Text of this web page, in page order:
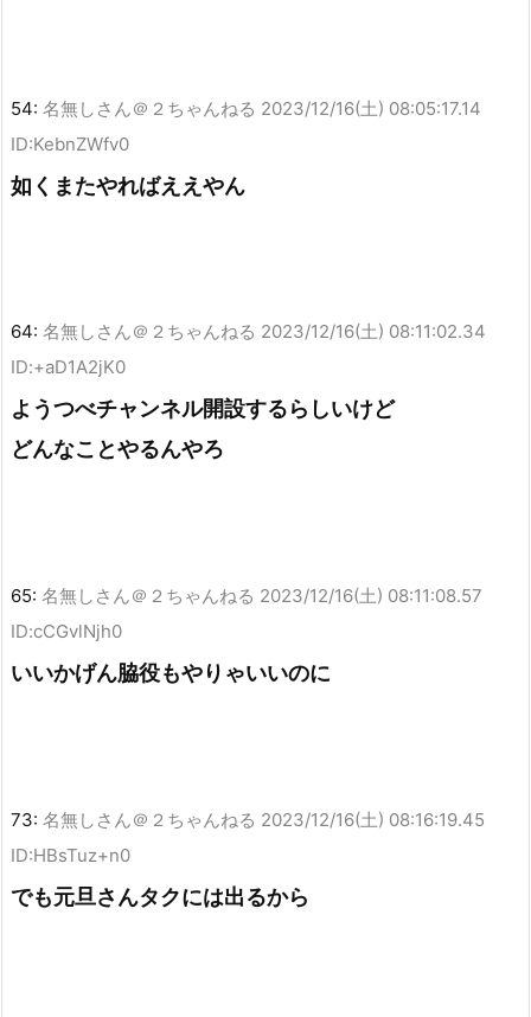
54: 名無しさん＠２ちゃんねる 2023/12/16(土) 08:05:17.14
ID:KebnZWfv0
如くまたやればええやん
64: 名無しさん＠２ちゃんねる 2023/12/16(土) 08:11:02.34
ID:+aD1A2jK0
ようつべチャンネル開設するらしいけど
どんなことやるんやろ
65: 名無しさん＠２ちゃんねる 2023/12/16(土) 08:11:08.57
ID:cCGvlNjh0
いいかげん脇役もやりゃいいのに
73: 名無しさん＠２ちゃんねる 2023/12/16(土) 08:16:19.45
ID:HBsTuz+n0
でも元旦さんタクには出るから